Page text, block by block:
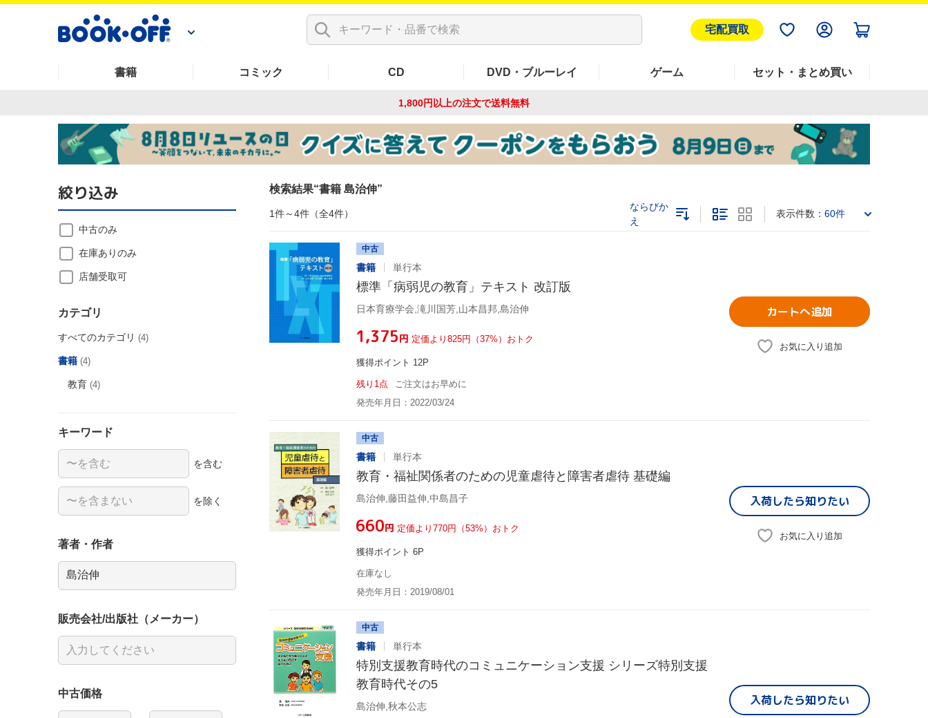
宅配買取
書籍 コミック CD DVD・ブルーレイ ゲーム セット・まとめ買い
1,800円以上の注文で送料無料
検索結果 書籍 島治伸
1件～4件（全4件）
ならびか
え
表示件数： 60件
中古
書籍 単行本
標準「病弱児の教育」テキスト 改訂版
日本育療学会,滝川国芳,山本昌邦,島治伸
¥1,375円 定価より825円（37%）おトク
獲得ポイント 12P
残り1点
ご注文はお早めに
発売年月日：2022/03/24
カートへ追加
お気に入り追加
中古
書籍 単行本
教育・福祉関係者のための児童虐待と障害者虐待 基礎編
島治伸,藤田益伸,中島昌子
¥660円 定価より770円（53%）おトク
獲得ポイント 6P
在庫なし
発売年月日：2019/08/01
入荷したら知りたい
お気に入り追加
中古
書籍 単行本
特別支援教育時代のコミュニケーション支援 シリーズ特別支援
教育時代その5
島治伸,秋本公志 入荷したら知りたい
絞り込み
中古のみ
在庫ありのみ
店舗受取可
カテゴリ
すべてのカテゴリ (4)
書籍 (4)
教育 (4)
キーワード
を含む
を除く
著者・作者
販売会社/出版社（メーカー）
中古価格